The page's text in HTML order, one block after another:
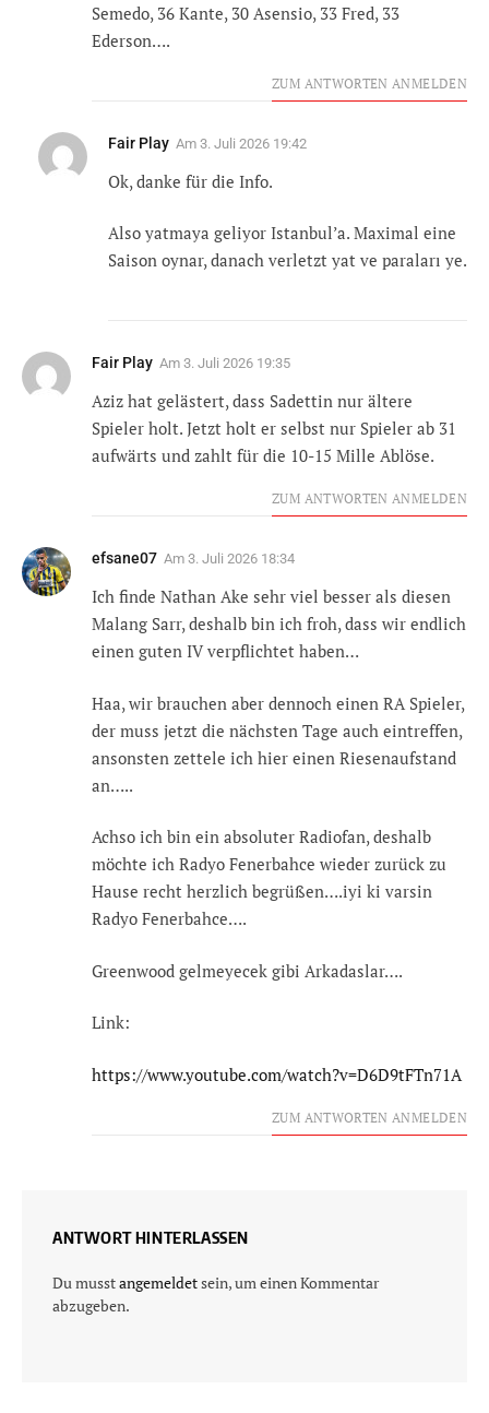
Semedo, 36 Kante, 30 Asensio, 33 Fred, 33
Ederson….
ZUM ANTWORTEN ANMELDEN
Fair Play Am 3. Juli 2026 19:42
Ok, danke für die Info.
Also yatmaya geliyor Istanbul’a. Maximal eine
Saison oynar, danach verletzt yat ve paraları ye.
Fair Play Am 3. Juli 2026 19:35
Aziz hat gelästert, dass Sadettin nur ältere
Spieler holt. Jetzt holt er selbst nur Spieler ab 31
aufwärts und zahlt für die 10-15 Mille Ablöse.
ZUM ANTWORTEN ANMELDEN
efsane07 Am 3. Juli 2026 18:34
Ich finde Nathan Ake sehr viel besser als diesen
Malang Sarr, deshalb bin ich froh, dass wir endlich
einen guten IV verpflichtet haben…
Haa, wir brauchen aber dennoch einen RA Spieler,
der muss jetzt die nächsten Tage auch eintreffen,
ansonsten zettele ich hier einen Riesenaufstand
an…..
Achso ich bin ein absoluter Radiofan, deshalb
möchte ich Radyo Fenerbahce wieder zurück zu
Hause recht herzlich begrüßen….iyi ki varsin
Radyo Fenerbahce….
Greenwood gelmeyecek gibi Arkadaslar….
Link:
https://www.youtube.com/watch?v=D6D9tFTn71A
ZUM ANTWORTEN ANMELDEN
ANTWORT HINTERLASSEN
Du musstangemeldetsein, um einen Kommentar
abzugeben.